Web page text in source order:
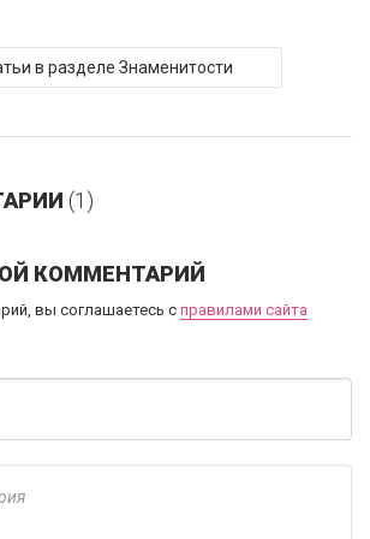
в разделе Знаменитости
(1)
КОММЕНТАРИЙ
вы соглашаетесь с правилами сайта